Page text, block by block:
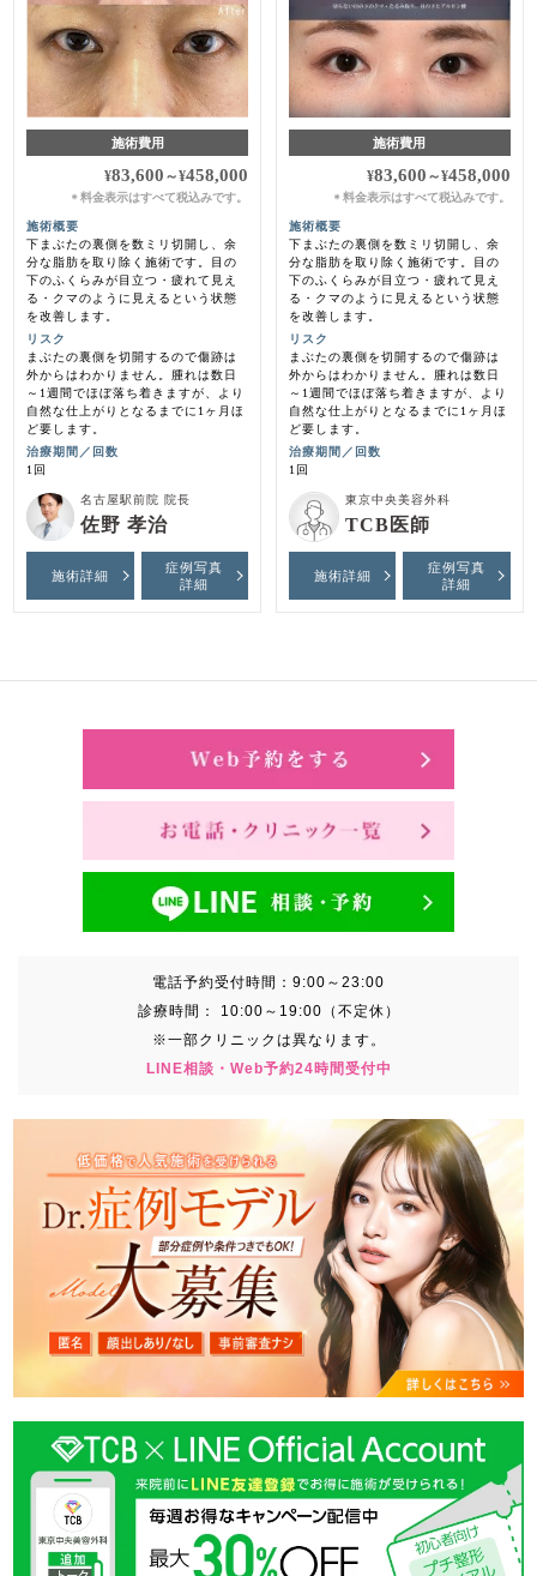
施術費用
¥83,600 ～¥458,000
＊料金表示はすべて税込みです。
施術概要
下まぶたの裏側を数ミリ切開し、余
分な脂肪を取り除く施術です。目の
下のふくらみが目立つ・疲れて見え
る・クマのように見えるという状態
を改善します。
リスク
まぶたの裏側を切開するので傷跡は
外からはわかりません。腫れは数日
～1週間でほぼ落ち着きますが、より
自然な仕上がりとなるまでに1ヶ月ほ
ど要します。
治療期間／回数
1回
名古屋駅前院 院長
佐野 孝治
施術詳細
症例写真
詳細
施術費用
¥83,600 ～¥458,000
＊ 料金表示はすべて税込みです。
施術概要
下まぶたの裏側を数ミリ切開し、余
分な脂肪を取り除く施術です。目の
下のふくらみが目立つ・疲れて見え
る・クマのように見えるという状態
を改善します。
リスク
まぶたの裏側を切開するので傷跡は
外からはわかりません。腫れは数日
～1週間でほぼ落ち着きますが、より
自然な仕上がりとなるまでに1ヶ月ほ
ど要します。
治療期間／回数
1回
東京中央美容外科
TCB医師
施術詳細
症例写真
詳細
電話予約受付時間： 9:00～23:00
診療時間：
10:00～19:00（不定休）
※一部クリニックは異なります。
LINE相談・Web予約24時間受付中